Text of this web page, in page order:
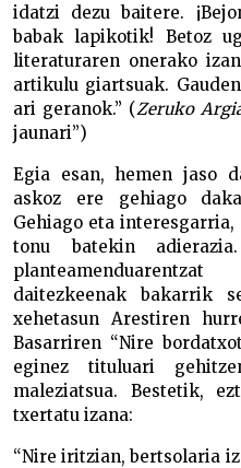
idatzi dezu baitere.
babak lapikotik! Betoz
literaturaren onerako
artikulu giartsuak.
ari geranok.” (Zeruko
jaunari”)
Egia esan, hemen jaso
askoz ere gehiago
Gehiago eta
tonu batekin
daitezkeenak bakarrik
xehetasun Arestiren
Basarriren “Nire
eginez tituluari
maleziatsua. Bestetik,
txertatu izana:
“Nire iritzian, bertsolaria